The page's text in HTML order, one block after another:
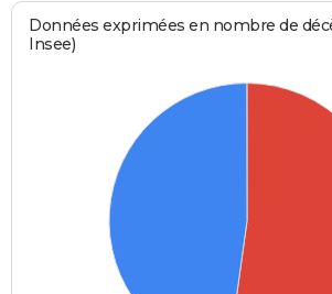
Données exprimées en nombre de
Insee)